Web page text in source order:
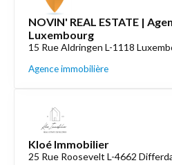
NOVIN' REAL ESTATE |
Luxembourg
15 Rue Aldringen L-1118
Agence immobilière
Kloé Immobilier
25 Rue Roosevelt L-4662